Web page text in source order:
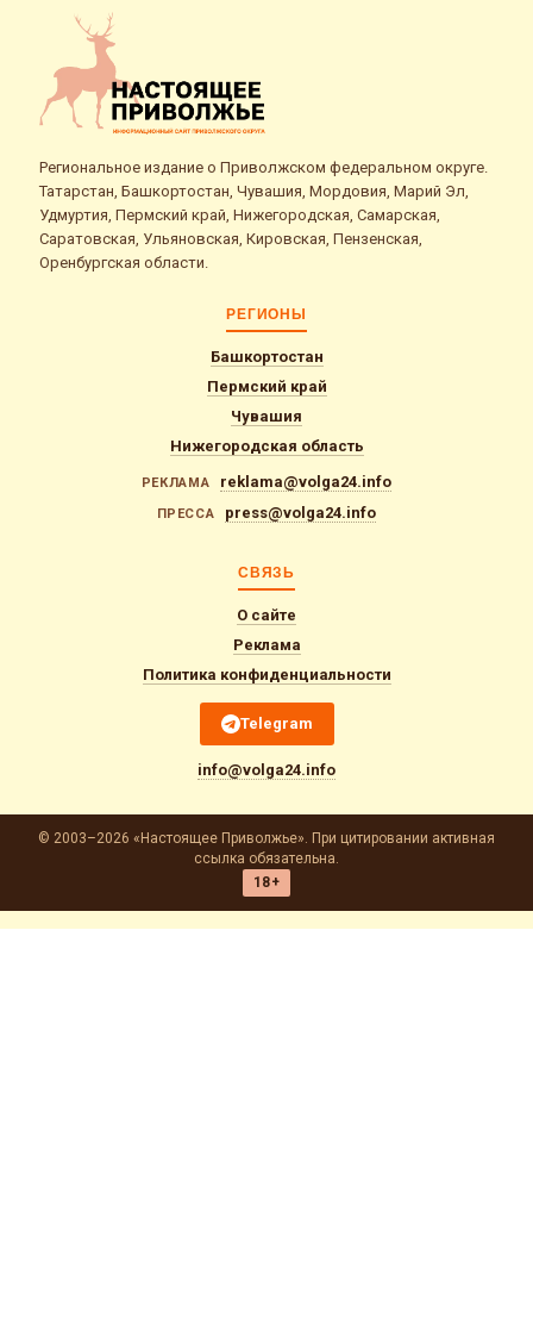
Региональное издание о Приволжском федеральном округе.
Татарстан, Башкортостан, Чувашия, Мордовия, Марий Эл,
Удмуртия, Пермский край, Нижегородская, Самарская,
Саратовская, Ульяновская, Кировская, Пензенская,
Оренбургская области.
РЕГИОНЫ
Башкортостан
Пермский край
Чувашия
Нижегородская область
РЕКЛАМА reklama@volga24.info
ПРЕССА press@volga24.info
СВЯЗЬ
О сайте
Реклама
Политика конфиденциальности
Telegram
info@volga24.info
© 2003–2026 «Настоящее Приволжье». При цитировании активная
ссылка обязательна.
18+